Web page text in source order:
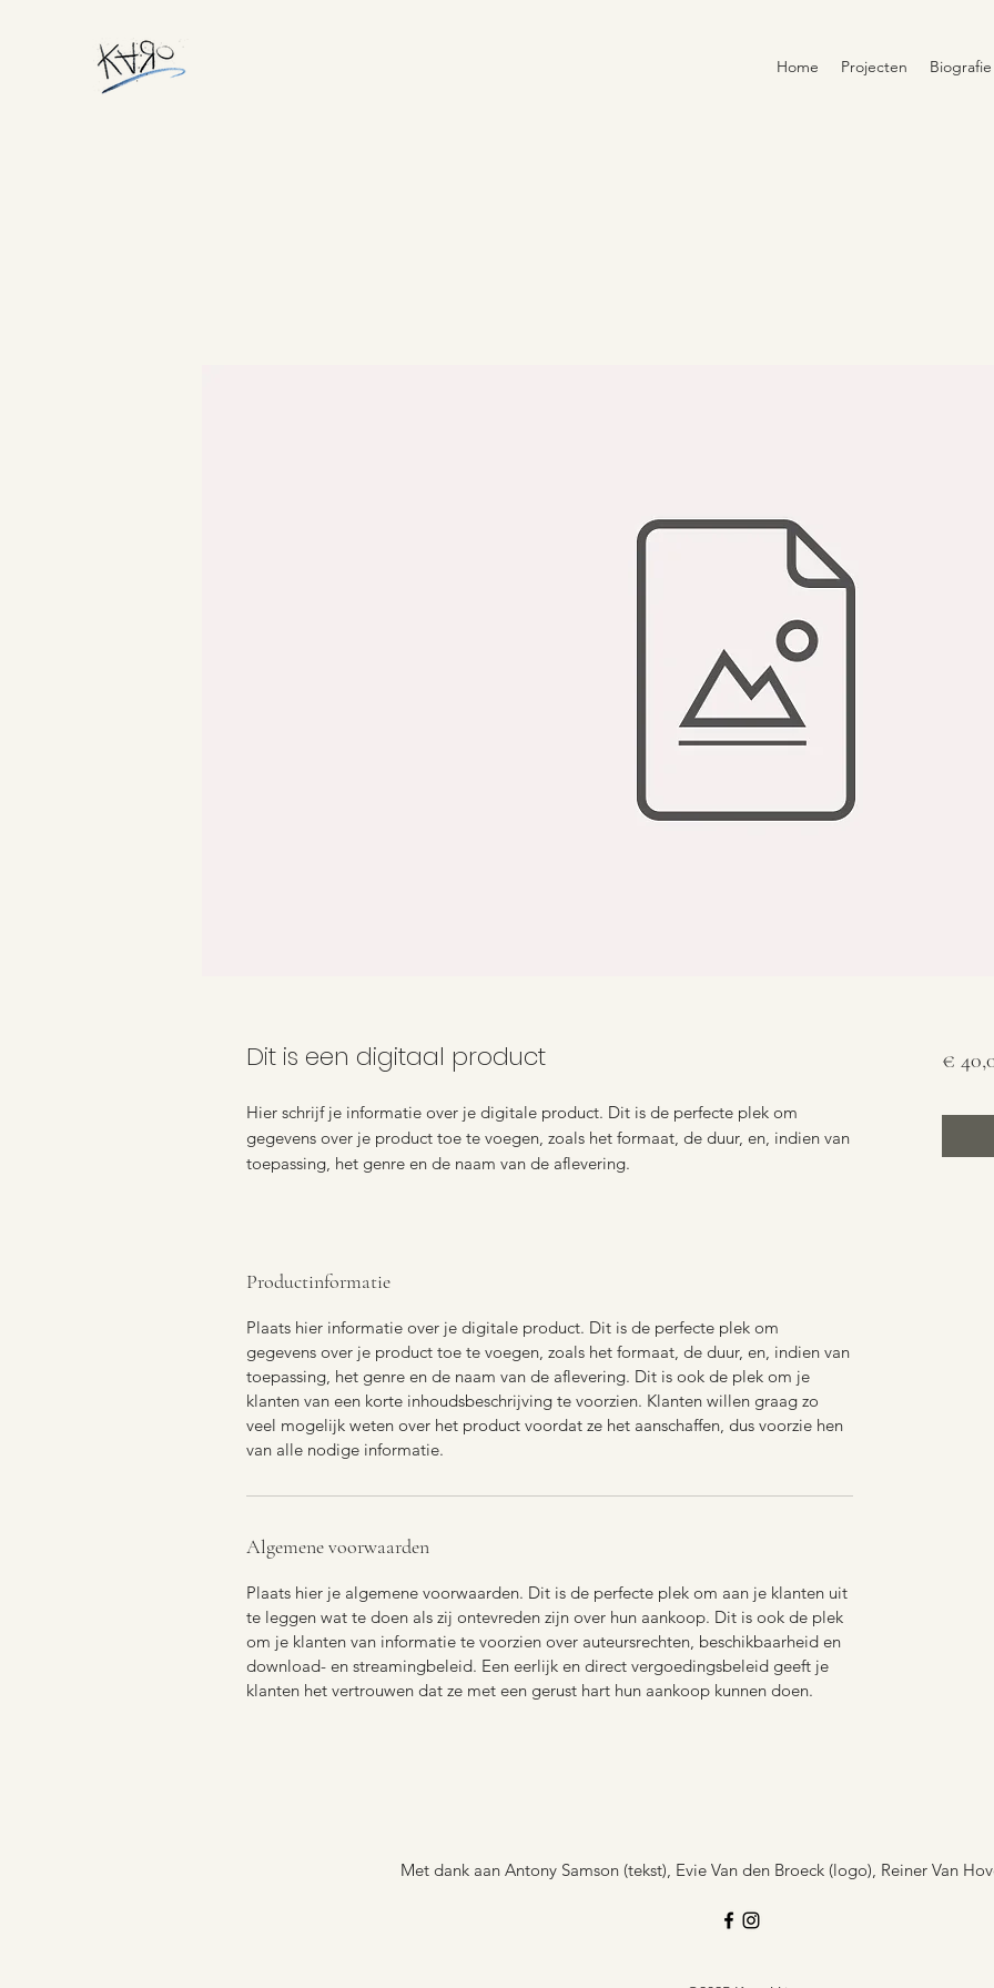
Home Projecten Biografie
Dit is een digitaal product
Hier schrijf je informatie over je digitale product. Dit is de perfecte plek om
gegevens over je product toe te voegen, zoals het formaat, de duur, en, indien van
toepassing, het genre en de naam van de aflevering.
Productinformatie
Plaats hier informatie over je digitale product. Dit is de perfecte plek om
gegevens over je product toe te voegen, zoals het formaat, de duur, en, indien van
toepassing, het genre en de naam van de aflevering. Dit is ook de plek om je
klanten van een korte inhoudsbeschrijving te voorzien. Klanten willen graag zo
veel mogelijk weten over het product voordat ze het aanschaffen, dus voorzie hen
van alle nodige informatie.
Algemene voorwaarden
Plaats hier je algemene voorwaarden. Dit is de perfecte plek om aan je klanten uit
te leggen wat te doen als zij ontevreden zijn over hun aankoop. Dit is ook de plek
om je klanten van informatie te voorzien over auteursrechten, beschikbaarheid en
download- en streamingbeleid. Een eerlijk en direct vergoedingsbeleid geeft je
klanten het vertrouwen dat ze met een gerust hart hun aankoop kunnen doen.
€
Met dank aan Antony Samson (tekst), Evie Van den Broeck (logo), Reiner Van